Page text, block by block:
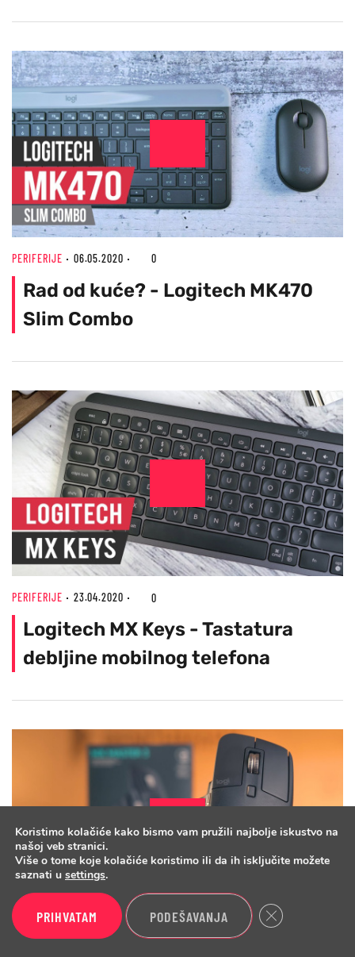
PERIFERIJE 06.05.2020 0
Rad od kuće? - Logitech MK470
Slim Combo
PERIFERIJE 23.04.2020 0
Logitech MX Keys - Tastatura
debljine mobilnog telefona
PERIFERIJE 16.01.2020 0
Koristimo kolačiće kako bismo vam pružili najbolje iskustvo na
našoj veb stranici.
Više o tome koje kolačiće koristimo ili da ih isključite možete
saznati u settings.
PRIHVATAM PODEŠAVANJA Close GDPR